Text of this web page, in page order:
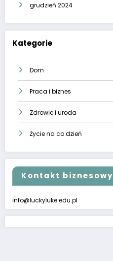
grudzień 2024
Kategorie
Dom
Praca i biznes
Zdrowie i uroda
Życie na co dzień
Kontakt biznesowy
info@luckyluke.edu.pl